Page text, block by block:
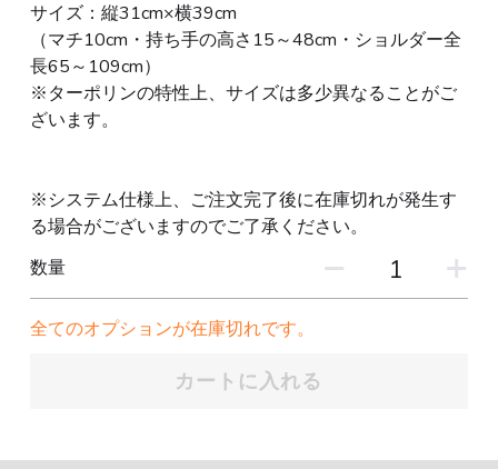
サイズ：縦31cm×横39cm
（マチ10cm・持ち手の高さ15～48cm・ショルダー全
長65～109cm）
※ターポリンの特性上、サイズは多少異なることがご
ざいます。
※システム仕様上、ご注文完了後に在庫切れが発生す
る場合がございますのでご了承ください。
数量
全てのオプションが在庫切れです。
カートに入れる